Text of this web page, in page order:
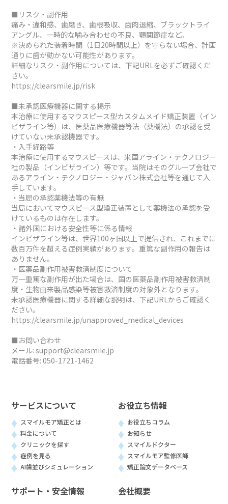
■リスク・副作用
痛み・違和感、歯磨き、歯根吸収、歯肉退縮、ブラックトライ
アングル、一時的な噛み合わせの不良、顎関節症など。
※決められた装着時間（1日20時間以上）を守らない場合、計画
通りに歯が動かない可能性があります。
詳細なリスク・副作用については、下記URLを必ずご確認くだ
さい。
https://clearsmile.jp/risk
■未承認医療機器に関する掲示
本治療に使用するマウスピース型カスタムメイド矯正装置（イン
ビザライン等）は、医薬品医療機器等法（薬機法）の承認を受
けていない未承認機器です。
・入手経路等
本治療に使用するマウスピースは、米国アライン・テクノロジー
社の製品（インビザライン）等です。当院はそのグループ会社で
あるアライン・テクノロジー・ジャパン株式会社等を通じて入
手しています。
・当局の承認薬機法等の有無
当局においてマウスピース型矯正装置として薬機法の承認を受
けているものは存在します。
・諸外国における安全性等に係る情報
インビザライン等は、世界100ヶ国以上で提供され、これまでに
数百万件を超える症例実績があります。重篤な副作用の報告は
ありません。
・医薬品副作用被害救済制度について
万一重篤な副作用が出た場合は、国の医薬品副作用被害救済制
度・生物由来製品感染等被害救済制度の対象外となります。
未承認医療機器に関する詳細な説明は、下記URLからご確認く
ださい。
https://clearsmile.jp/unapproved_medical_devices
■お問い合わせ
メール: support@clearsmile.jp
電話番号: 050-1721-1462
サービスについて
スマイルモア矯正とは
料金について
クリニックを探す
症例を見る
AI歯並びシミュレーション
お役立ち情報
お役立ちコラム
お知らせ
スマイルドクター
スマイルモア監修医師
矯正論文データベース
サポート・安全情報 会社概要